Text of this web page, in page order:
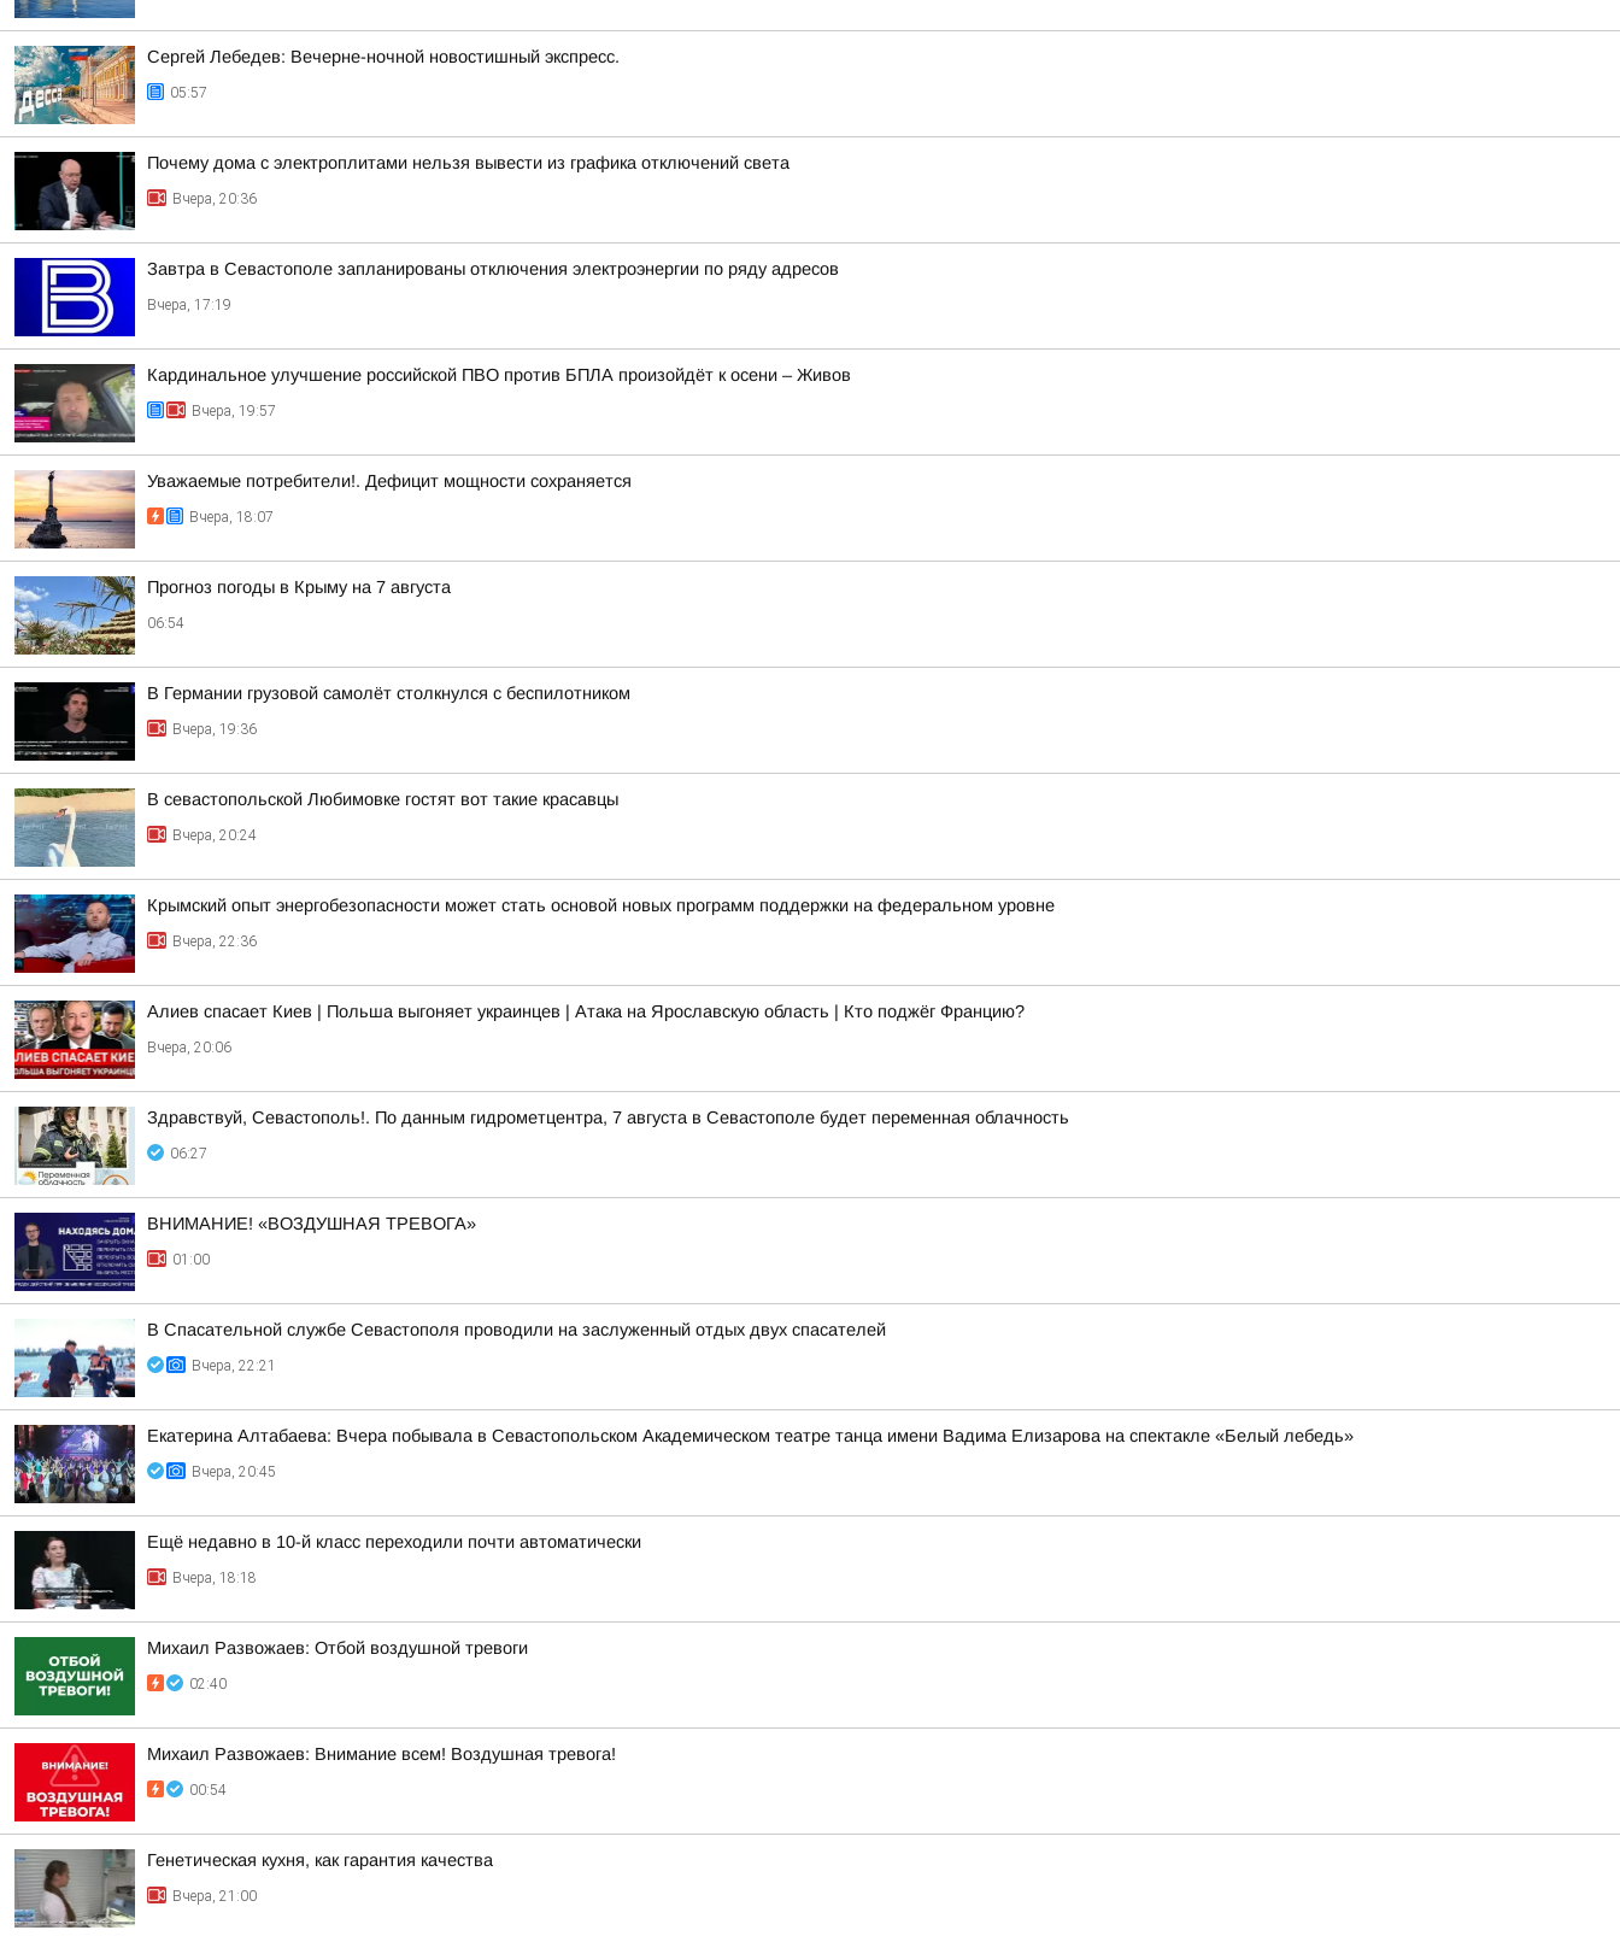
Сергей Лебедев: Вечерне-ночной новостишный экспресс.
05:57
Почему дома с электроплитами нельзя вывести из графика отключений света
Вчера, 20:36
Завтра в Севастополе запланированы отключения электроэнергии по ряду адресов
Вчера, 17:19
Кардинальное улучшение российской ПВО против БПЛА произойдёт к осени – Живов
Вчера, 19:57
Уважаемые потребители!. Дефицит мощности сохраняется
Вчера, 18:07
Прогноз погоды в Крыму на 7 августа
06:54
В Германии грузовой самолёт столкнулся с беспилотником
Вчера, 19:36
В севастопольской Любимовке гостят вот такие красавцы
Вчера, 20:24
Крымский опыт энергобезопасности может стать основой новых программ поддержки на федеральном уровне
Вчера, 22:36
Алиев спасает Киев | Польша выгоняет украинцев | Атака на Ярославскую область | Кто поджёг Францию?
Вчера, 20:06
Здравствуй, Севастополь!. По данным гидрометцентра, 7 августа в Севастополе будет переменная облачность
06:27
ВНИМАНИЕ! «ВОЗДУШНАЯ ТРЕВОГА»
01:00
В Спасательной службе Севастополя проводили на заслуженный отдых двух спасателей
Вчера, 22:21
Екатерина Алтабаева: Вчера побывала в Севастопольском Академическом театре танца имени Вадима Елизарова на спектакле «Белый лебедь»
Вчера, 20:45
Ещё недавно в 10-й класс переходили почти автоматически
Вчера, 18:18
Михаил Развожаев: Отбой воздушной тревоги
02:40
Михаил Развожаев: Внимание всем! Воздушная тревога!
00:54
Генетическая кухня, как гарантия качества
Вчера, 21:00